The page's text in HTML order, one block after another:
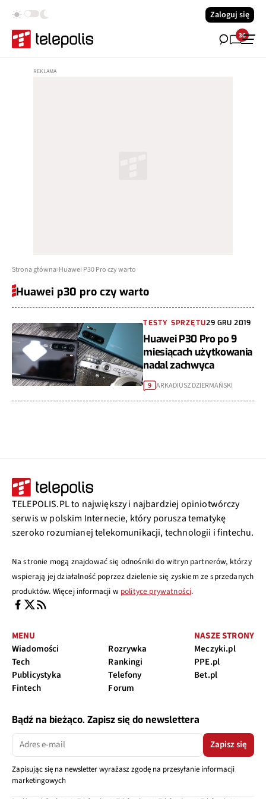
Zaloguj się
36
Strona główna Huawei P30 Pro czy warto
Huawei p30 pro czy warto
TESTY SPRZĘTU29 GRU 2019
Huawei P30 Pro po 9
miesiącach użytkowania
nadal zachwyca
9 ARKADIUSZ DZIERMAŃSKI
TELEPOLIS.PL to największy i najbardziej opiniotwórczy
serwis w polskim Internecie, który porusza tematykę
szeroko rozumianej telekomunikacji, technologii i fintechu.
Na stronie mogą znajdować się odnośniki do witryn partnerów, którzy
wspierają jej działalność poprzez dzielenie się zyskiem ze sprzedanych
produktów. Więcej informacji w polityce prywatności.
MENU
Wiadomości
Tech
Publicystyka
Fintech
Rozrywka
Rankingi
Telefony
Forum
NASZE STRONY
Meczyki.pl
PPE.pl
Bet.pl
Bądź na bieżąco. Zapisz się do newslettera
Zapisz się
Zapisując się na newsletter wyrażasz zgodę na przesyłanie informacji
marketingowych